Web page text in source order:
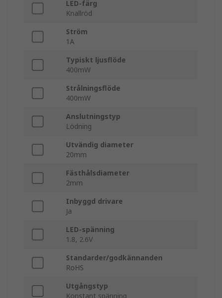
LED-färg
Knallröd
Ström
1A
Typiskt ljusflöde
400mW
Strålningsflöde
400mW
Anslutningstyp
Lödning
Utvändig diameter
20mm
Fästhålsdiameter
2mm
Inbyggd drivare
Ja
LED-spänning
1.8, 2.6V
Standarder/godkännanden
RoHS
Utgångstyp
Konstant spänning